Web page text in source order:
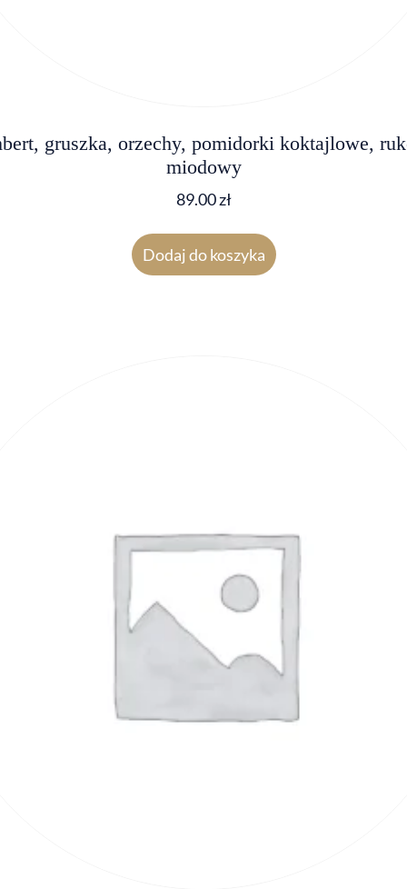
gruszka, orzechy, pomidorki koktajlowe,
miodowy
89.00zł
Dodaj do koszyka